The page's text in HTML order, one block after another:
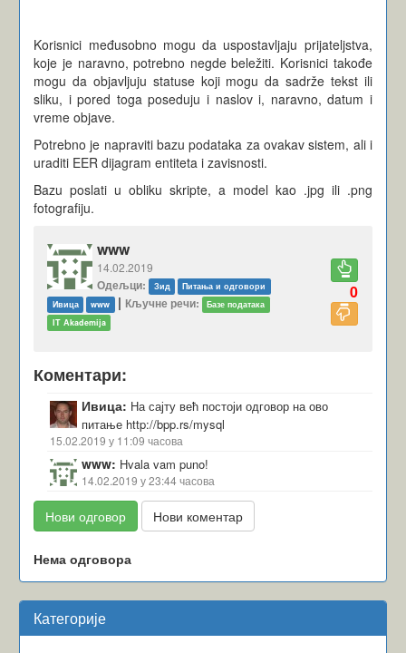
Korisnici međusobno mogu da uspostavljaju prijateljstva,
koje je naravno, potrebno negde beležiti. Korisnici takođe
mogu da objavljuju statuse koji mogu da sadrže tekst ili
sliku, i pored toga poseduju i naslov i, naravno, datum i
vreme objave.
Potrebno je napraviti bazu podataka za ovakav sistem, ali i
uraditi EER dijagram entiteta i zavisnosti.
Bazu poslati u obliku skripte, a model kao .jpg ili .png
fotografiju.
www
14.02.2019
Одељци: Зид
Питања и одговори
Ивица
www | Кључне речи:
Базе података
IT Akademija
0
Коментари:
Ивица: На сајту већ постоји одговор на ово
питање http://bpp.rs/mysql
15.02.2019у 11:09часова
www: Hvala vam puno!
14.02.2019у23:44часова
Нови одговор Нови коментар
Нема одговора
Категорије